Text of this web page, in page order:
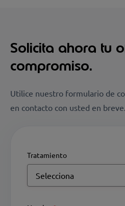
Solicita ahora tu
compromiso.
Utilice nuestro formulario de
en contacto con usted en breve.
Tratamiento